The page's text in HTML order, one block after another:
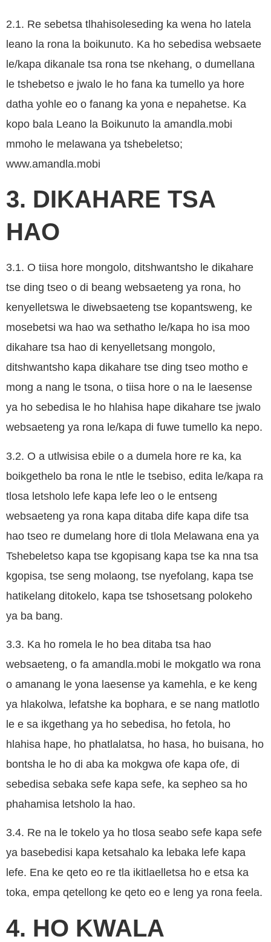
2.1. Re sebetsa tlhahisoleseding ka wena ho latela
leano la rona la boikunuto. Ka ho sebedisa websaete
le/kapa dikanale tsa rona tse nkehang, o dumellana
le tshebetso e jwalo le ho fana ka tumello ya hore
datha yohle eo o fanang ka yona e nepahetse. Ka
kopo bala Leano la Boikunuto la amandla.mobi
mmoho le melawana ya tshebeletso;
www.amandla.mobi
3. DIKAHARE TSA
HAO
3.1. O tiisa hore mongolo, ditshwantsho le dikahare
tse ding tseo o di beang websaeteng ya rona, ho
kenyelletswa le diwebsaeteng tse kopantsweng, ke
mosebetsi wa hao wa sethatho le/kapa ho isa moo
dikahare tsa hao di kenyelletsang mongolo,
ditshwantsho kapa dikahare tse ding tseo motho e
mong a nang le tsona, o tiisa hore o na le laesense
ya ho sebedisa le ho hlahisa hape dikahare tse jwalo
websaeteng ya rona le/kapa di fuwe tumello ka nepo.
3.2. O a utlwisisa ebile o a dumela hore re ka, ka
boikgethelo ba rona le ntle le tsebiso, edita le/kapa ra
tlosa letsholo lefe kapa lefe leo o le entseng
websaeteng ya rona kapa ditaba dife kapa dife tsa
hao tseo re dumelang hore di tlola Melawana ena ya
Tshebeletso kapa tse kgopisang kapa tse ka nna tsa
kgopisa, tse seng molaong, tse nyefolang, kapa tse
hatikelang ditokelo, kapa tse tshosetsang polokeho
ya ba bang.
3.3. Ka ho romela le ho bea ditaba tsa hao
websaeteng, o fa amandla.mobi le mokgatlo wa rona
o amanang le yona laesense ya kamehla, e ke keng
ya hlakolwa, lefatshe ka bophara, e se nang matlotlo
le e sa ikgethang ya ho sebedisa, ho fetola, ho
hlahisa hape, ho phatlalatsa, ho hasa, ho buisana, ho
bontsha le ho di aba ka mokgwa ofe kapa ofe, di
sebedisa sebaka sefe kapa sefe, ka sepheo sa ho
phahamisa letsholo la hao.
3.4. Re na le tokelo ya ho tlosa seabo sefe kapa sefe
ya basebedisi kapa ketsahalo ka lebaka lefe kapa
lefe. Ena ke qeto eo re tla ikitlaelletsa ho e etsa ka
toka, empa qetellong ke qeto eo e leng ya rona feela.
4. HO KWALA